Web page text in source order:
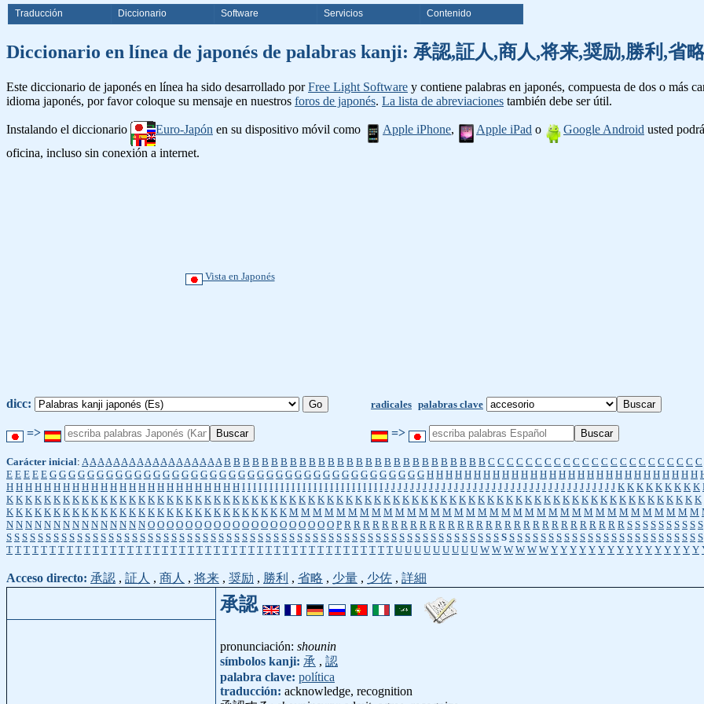
Traducción Diccionario Software Servicios Contenido
Diccionario en línea de japonés de palabras kanji: 承認,証人,商人,将来,奨励,勝利,省
Este diccionario de japonés en línea ha sido desarrollado porFree Light Software y contiene palabras en japonés, compuesta de dos o más
idioma japonés, por favor coloque su mensaje en nuestros foros de japonés. La lista de abreviaciones también debe ser útil.
Instalando el diccionario Euro-Japón en su dispositivo móvil como Apple iPhone, Apple iPad o Google Android usted
oficina, incluso sin conexión a internet.
Vista en Japonés
dicc: radicales palabras clave
=> =>
Carácter inicial: A A A A A A A A A A A A A A A A A A B B B B B B B B B B B B B B B B B B B B B B B B B B B B C C C C C C C C C C C C C C C C C C C C C C C
E E E E E G G G G G G G G G G G G G G G G G G G G G G G G G G G G G G G G G G G G G G G G H H H H H H H H H H H H H H H H H H H H H H H H H H H H H
H H H H H H H H H H H H H H H H H H H H H H H H H I I I I I I I I I I I I I I I I I I I I I I I I I I J J J J J J J J J J J J J J J J J J J J J J J J J J J J J J J J J J J J J K K K K K K K K K
K K K K K K K K K K K K K K K K K K K K K K K K K K K K K K K K K K K K K K K K K K K K K K K K K K K K K K K K K K K K K K K K K K K K K K K K K K
K K K K K K K K K K K K K K K K K K K K K K K K K K K K K K M M M M M M M M M M M M M M M M M M M M M M M M M M M M M M M M M M M
N N N N N N N N N N N N N N N O O O O O O O O O O O O O O O O O O O O P R R R R R R R R R R R R R R R R R R R R R R R R R R R R R R S S S S S S S S S S
S S S S S S S S S S S S S S S S S S S S S S S S S S S S S S S S S S S S S S S S S S S S S S S S S S S S S S S S S S S S S S S S S S S S S S S S S S S S S S S S S S S S S S S S S
T T T T T T T T T T T T T T T T T T T T T T T T T T T T T T T T T T T T T T T T T T T T T U U U U U U U U U W W W W W W Y Y Y Y Y Y Y Y Y Y Y Y Y Y Y Y
Acceso directo: 承認 , 証人 , 商人 , 将来 , 奨励 , 勝利 , 省略 , 少量 , 少佐 , 詳細
承認
pronunciación: shounin
símbolos kanji: 承 , 認
palabra clave: política
traducción: acknowledge, recognition